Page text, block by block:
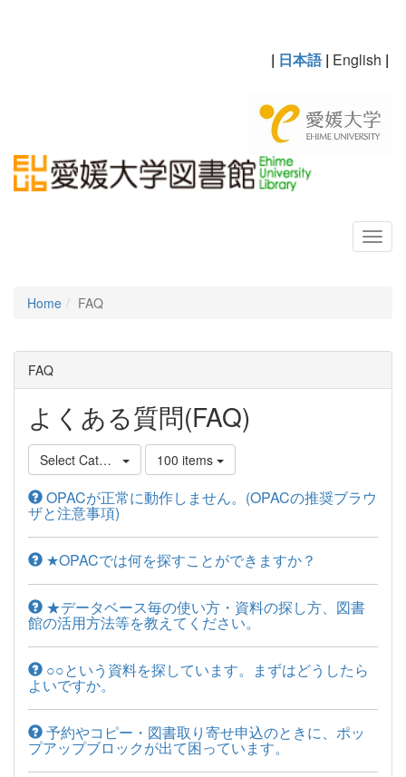
| 日本語| English |
Home FAQ
FAQ
よくある質問(FAQ)
Select Category 100 items
OPACが正常に動作しません。(OPACの推奨ブラウ
ザと注意事項)
★OPACでは何を探すことができますか？
★データベース毎の使い方・資料の探し方、図書
館の活用方法等を教えてください。
○○という資料を探しています。まずはどうしたら
よいですか。
予約やコピー・図書取り寄せ申込のときに、ポッ
プアップブロックが出て困っています。